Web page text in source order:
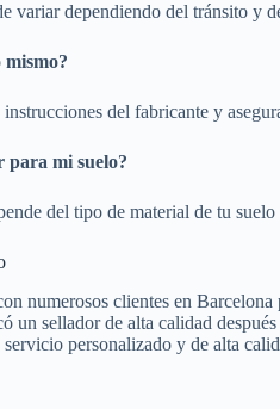
variar dependiendo del tránsito y
del fabricante y
para mi suelo?
del tipo de material de tu
numerosos clientes en
un sellador de alta calidad
personalizado y de alta